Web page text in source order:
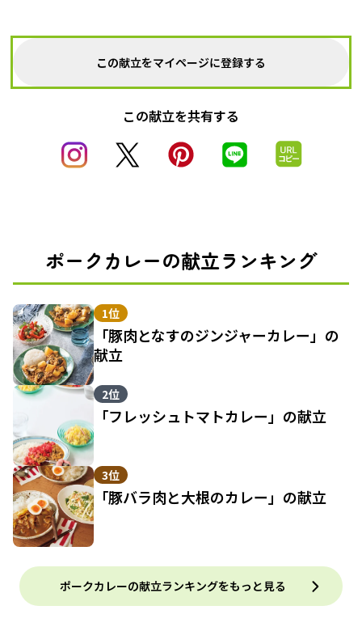
この献立をマイページに登録する
この献立を共有する
ポークカレーの献立ランキング
1位
「豚肉となすのジンジャーカレー」の
献立
2位
「フレッシュトマトカレー」の献立
3位
「豚バラ肉と大根のカレー」の献立
ポークカレーの献立ランキングをもっと見る